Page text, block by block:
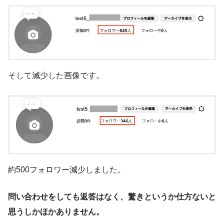
そして減少した画像です。
約500フォロワー減少しました。
問い合わせをしても返答はなく、驚きというか仕方ないと
思うしかほかありません。